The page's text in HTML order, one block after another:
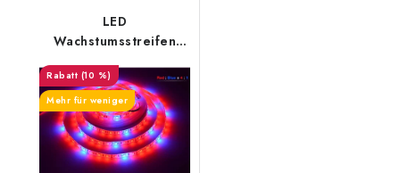
LED
Wachstumsstreifen
(10 %)
Mehr für weniger